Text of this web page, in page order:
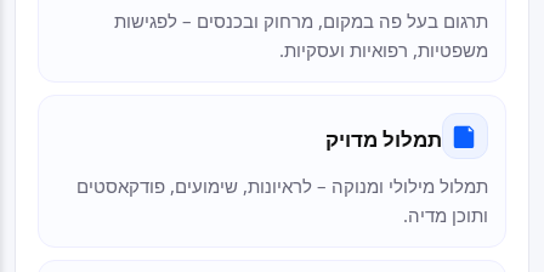
תרגום בעל פה במקום, מרחוק ובכנסים – לפגישות
משפטיות, רפואיות ועסקיות.
תמלול מדויק
תמלול מילולי ומנוקה – לראיונות, שימועים, פודקאסטים
ותוכן מדיה.